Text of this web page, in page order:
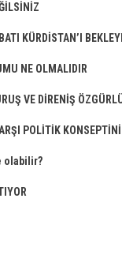
KÜRDİSTAN’I
NE OLMALIDIR
VE DİRENİŞ
POLİTİK
olabilir?